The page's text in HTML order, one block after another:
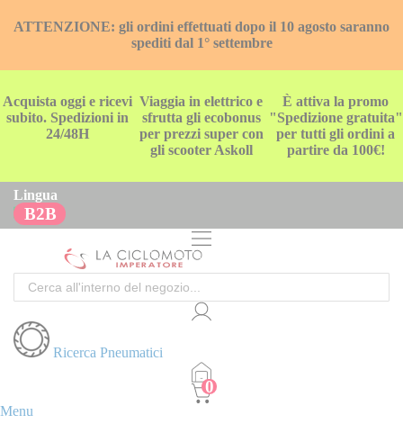
ATTENZIONE: gli ordini effettuati dopo il 10 agosto saranno
spediti dal 1° settembre
Acquista oggi e ricevi
subito. Spedizioni in
24/48H
Viaggia in elettrico e
sfrutta gli ecobonus
per prezzi super con
gli scooter Askoll
È attiva la promo
"Spedizione gratuita"
per tutti gli ordini a
partire da 100€!
Lingua
B2B
Cerca
Ricerca Pneumatici
Menu